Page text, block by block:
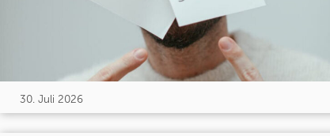
30. Juli 2026